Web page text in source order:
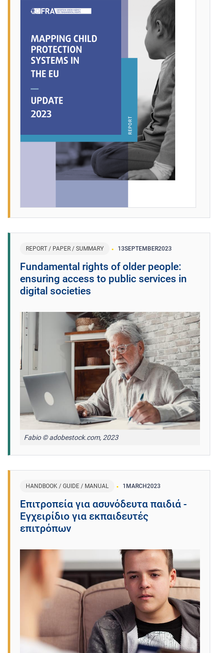
REPORT / PAPER / SUMMARY 13SEPTEMBER2023
Fundamental rights of older people:
ensuring access to public services in
digital societies
Fabio © adobestock.com, 2023
HANDBOOK / GUIDE / MANUAL 1 MARCH2023
Επιτροπεία για ασυνόδευτα παιδιά -
Εγχειρίδιο για εκπαιδευτές
επιτρόπων